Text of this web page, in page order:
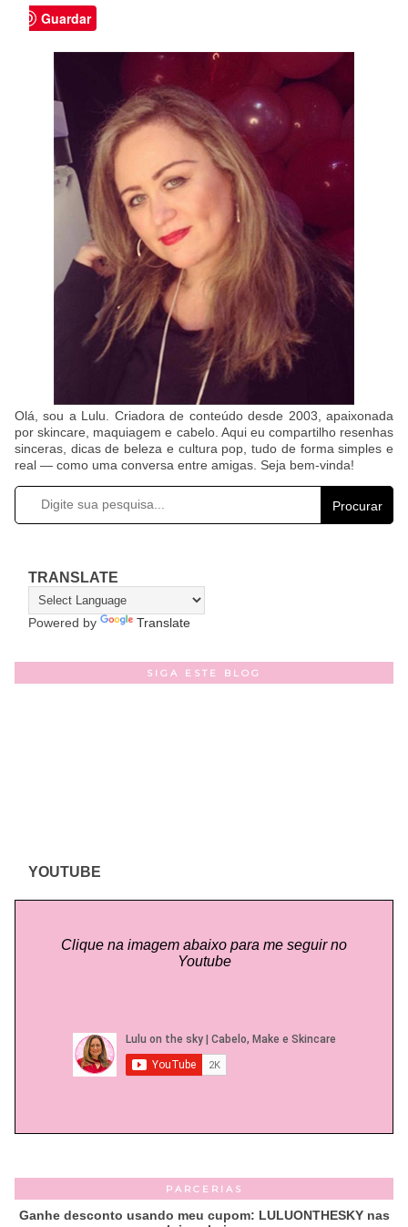
Guardar
Olá, sou a Lulu. Criadora de conteúdo desde 2003, apaixonada
por skincare, maquiagem e cabelo. Aqui eu compartilho resenhas
sinceras, dicas de beleza e cultura pop, tudo de forma simples e
real — como uma conversa entre amigas. Seja bem-vinda!
Procurar
TRANSLATE
Powered by Translate
SIGA ESTE BLOG
YOUTUBE
Clique na imagem abaixo para me seguir no
Youtube
PARCERIAS
Ganhe desconto usando meu cupom: LULUONTHESKY nas